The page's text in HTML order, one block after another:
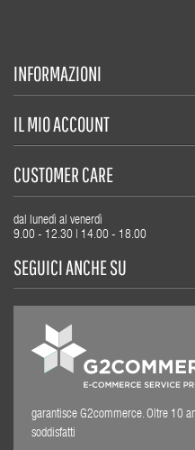
INFORMAZIONI
IL MIO ACCOUNT
CUSTOMER CARE
dal lunedì al venerdì
9.00 - 12.30 | 14.00 - 18.00
SEGUICI ANCHE SU
garantisce G2commerce. Oltre 10
soddisfatti